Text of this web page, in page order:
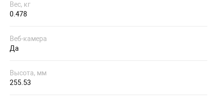
Вес, кг
0.478
Веб-камера
Да
Высота, мм
255.53